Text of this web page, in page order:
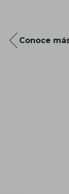
Conoce